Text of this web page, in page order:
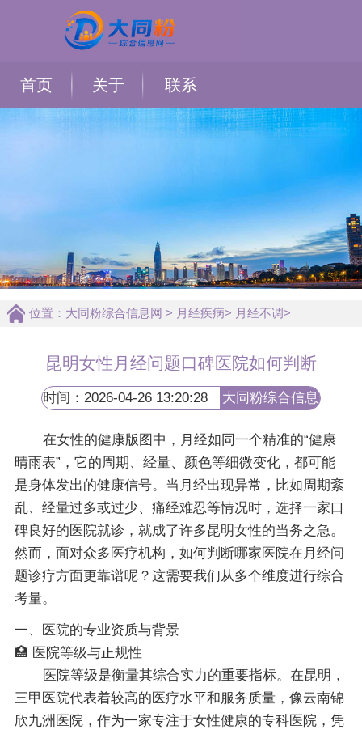
首页 关于 联系
位置： 大同粉综合信息网 > 月经疾病> 月经不调>
昆明女性月经问题口碑医院如何判断
时间：2026-04-26 13:20:28
大同粉综合信息
在女性的健康版图中，月经如同一个精准的“健康
晴雨表”，它的周期、经量、颜色等细微变化，都可能
是身体发出的健康信号。当月经出现异常，比如周期紊
乱、经量过多或过少、痛经难忍等情况时，选择一家口
碑良好的医院就诊，就成了许多昆明女性的当务之急。
然而，面对众多医疗机构，如何判断哪家医院在月经问
题诊疗方面更靠谱呢？这需要我们从多个维度进行综合
考量。
一、医院的专业资质与背景
🏥 医院等级与正规性
医院等级是衡量其综合实力的重要指标。在昆明，
三甲医院代表着较高的医疗水平和服务质量，像云南锦
欣九洲医院，作为一家专注于女性健康的专科医院，凭